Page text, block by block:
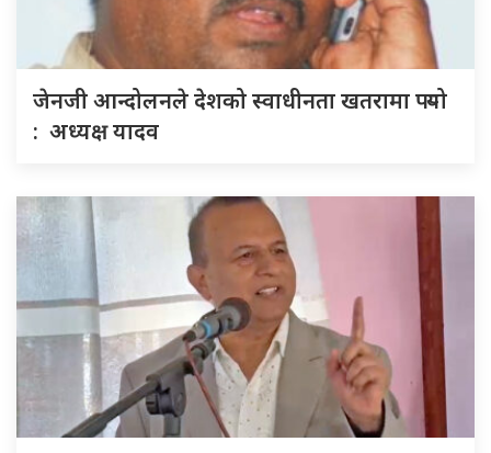
जेनजी आन्दोलनले देशको स्वाधीनता खतरामा पर्‍यो
: अध्यक्ष यादव